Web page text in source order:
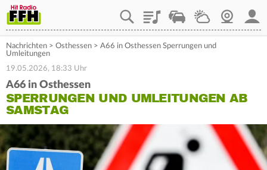
PlaylistStaupilotWetterWebcam
Nachrichten > Osthessen > A66 in Osthessen Sperrungen und
Umleitungen
19.05.2026, 18:33 Uhr
A66 in Osthessen
SPERRUNGEN UND UMLEITUNGEN AB
SAMSTAG